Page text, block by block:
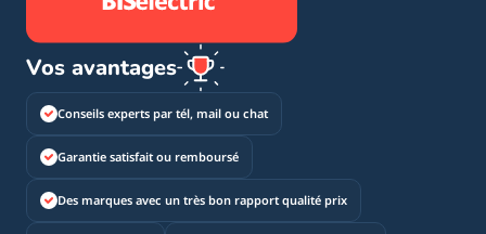
Vos avantages
Conseils experts par tél, mail ou chat
Garantie satisfait ou remboursé
Des marques avec un très bon rapport qualité prix